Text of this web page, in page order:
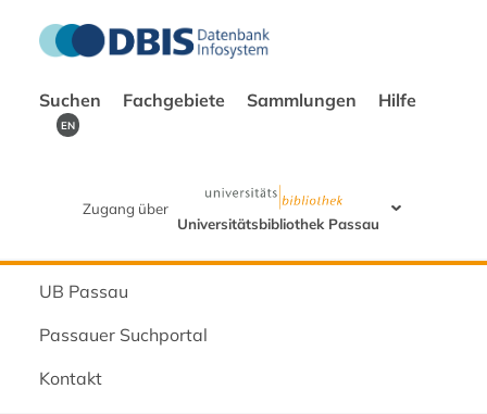
Suchen Fachgebiete Sammlungen Hilfe
EN
Zugang über
Universitätsbibliothek Passau
UB Passau
Passauer Suchportal
Kontakt